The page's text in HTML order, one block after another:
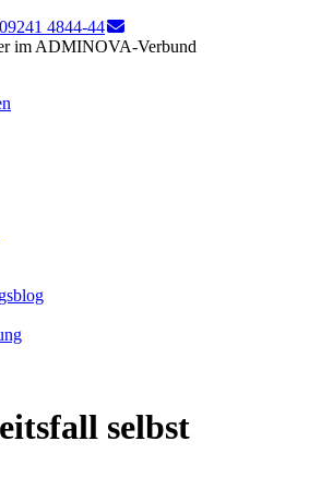
09241 4844-44
im ADMINOVA-Verbund
selbst